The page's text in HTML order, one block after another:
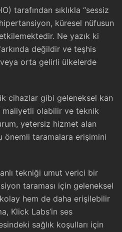
tarafından sıklıkla “sessiz
küresel nüfusun
Ne yazık ki
değildir ve teşhis
orta gelirli ülkelerde
cihazlar gibi geleneksel kan
maliyetli olabilir ve teknik
yetersiz hizmet alan
önemli taramalara erişimini
tekniği umut verici bir
taraması için geleneksel
hem de daha erişilebilir
Klick Labs’in ses
sağlık koşulları için